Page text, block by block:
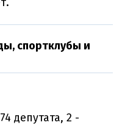
спортклубы и
депутата, 2 -